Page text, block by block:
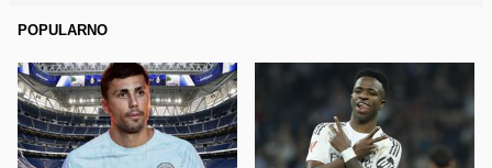
POPULARNO